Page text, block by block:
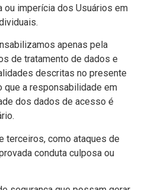
ou imperícia dos Usuários em
apenas pela
de tratamento de dados e
descritas no presente
que a responsabilidade em
dos dados de acesso é
terceiros, como ataques de
conduta culposa ou